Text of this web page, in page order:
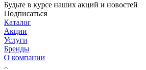
Будьте в курсе наших акций и новостей
Подписаться
Каталог
Акции
Услуги
Бренды
О компании